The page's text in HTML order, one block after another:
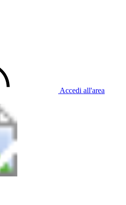
Accedi all'area